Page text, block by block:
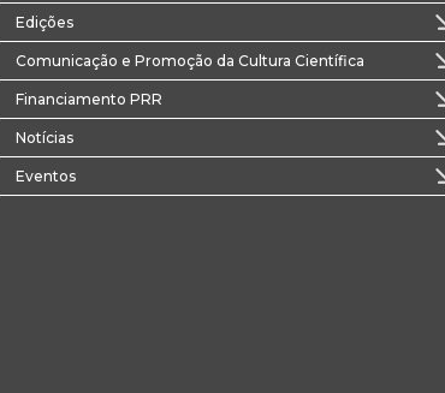
Edições
Comunicação e Promoção da Cultura Científica
Financiamento PRR
Notícias
Eventos